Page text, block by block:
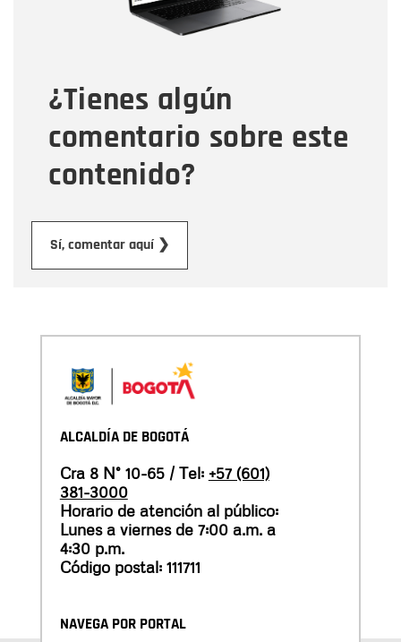
¿Tienes algún
comentario sobre este
contenido?
Sí, comentar aquí ❯
Tipo de comentario
Mensaje
ALCALDÍA DE BOGOTÁ
Cra 8 N° 10-65 / Tel: +57 (601)
381-3000
Horario de atención al público:
Lunes a viernes de 7:00 a.m. a
4:30 p.m.
Código postal: 111711
NAVEGA POR PORTAL